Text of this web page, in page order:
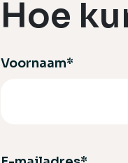
Hoe
Voornaam*